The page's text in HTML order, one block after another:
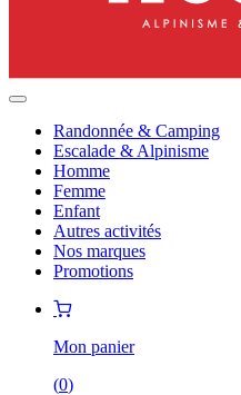
Randonnée & Camping
Escalade & Alpinisme
Homme
Femme
Enfant
Autres activités
Nos marques
Promotions
Mon panier
(0)